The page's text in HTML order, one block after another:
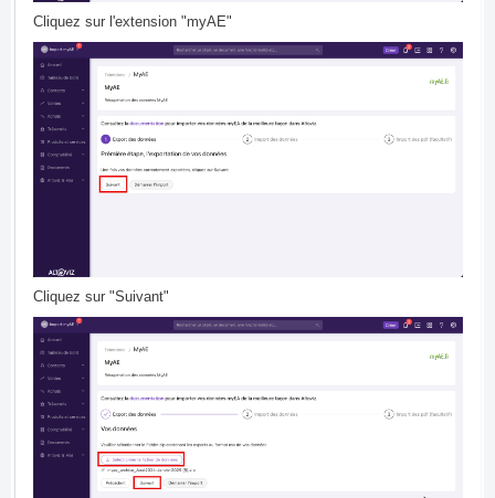
Cliquez sur l'extension "myAE"
Cliquez sur "Suivant"